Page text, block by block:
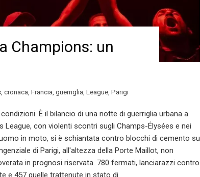
Champions: un
cronaca Francia guerriglia League Parigi
È il bilancio di una notte di guerriglia urbana a
League, con violenti scontri sugli Champs-Élysées e nei
in moto, si è schiantata contro blocchi di cemento su
di Parigi, all'altezza della Porte Maillot, non
in prognosi riservata. 780 fermati, lanciarazzi contro
e 457 quelle trattenute in stato di…